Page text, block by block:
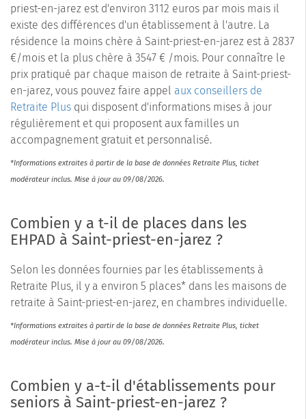
priest-en-jarez est d'environ 3112 euros par mois mais il
existe des différences d'un établissement à l'autre. La
résidence la moins chère à Saint-priest-en-jarez est à 2837
€/mois et la plus chère à 3547 € /mois. Pour connaître le
prix pratiqué par chaque maison de retraite à Saint-priest-
en-jarez, vous pouvez faire appel aux conseillers de
Retraite Plus qui disposent d'informations mises à jour
régulièrement et qui proposent aux familles un
accompagnement gratuit et personnalisé.
*Informations extraites à partir de la base de données Retraite Plus, ticket
modérateur inclus. Mise à jour au 09/08/2026.
Combien y a t-il de places dans les
EHPAD à Saint-priest-en-jarez ?
Selon les données fournies par les établissements à
Retraite Plus, il y a environ 5 places* dans les maisons de
retraite à Saint-priest-en-jarez, en chambres individuelle.
*Informations extraites à partir de la base de données Retraite Plus, ticket
modérateur inclus. Mise à jour au 09/08/2026.
Combien y a-t-il d'établissements pour
seniors à Saint-priest-en-jarez ?